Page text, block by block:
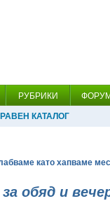
РУБРИКИ ФОРУМ
КАТАЛОГ
като хапваме
обяд и